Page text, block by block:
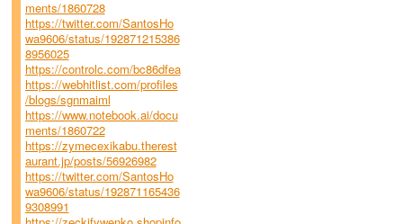
ments/1860728
https://twitter.com/SantosHo
wa9606/status/192871215386
8956025
https://controlc.com/bc86dfea
https://webhitlist.com/profiles
/blogs/sgnmaiml
https://www.notebook.ai/docu
ments/1860722
https://zymecexikabu.therest
aurant.jp/posts/56926982
https://twitter.com/SantosHo
wa9606/status/192871165436
9308991